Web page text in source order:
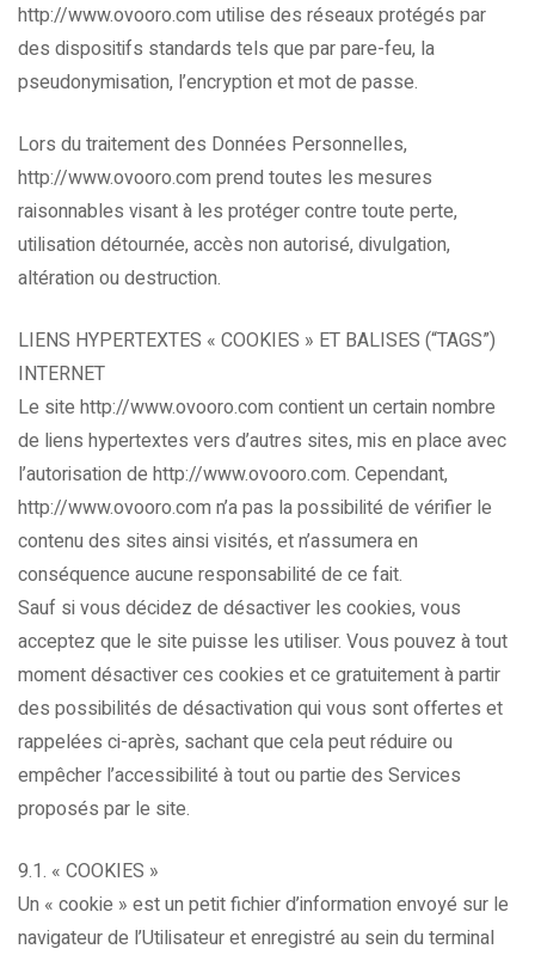
http://www.ovooro.com utilise des réseaux protégés par
des dispositifs standards tels que par pare-feu, la
pseudonymisation, l’encryption et mot de passe.
Lors du traitement des Données Personnelles,
http://www.ovooro.com prend toutes les mesures
raisonnables visant à les protéger contre toute perte,
utilisation détournée, accès non autorisé, divulgation,
altération ou destruction.
LIENS HYPERTEXTES « COOKIES » ET BALISES (“TAGS”)
INTERNET
Le site http://www.ovooro.com contient un certain nombre
de liens hypertextes vers d’autres sites, mis en place avec
l’autorisation de http://www.ovooro.com. Cependant,
http://www.ovooro.com n’a pas la possibilité de vérifier le
contenu des sites ainsi visités, et n’assumera en
conséquence aucune responsabilité de ce fait.
Sauf si vous décidez de désactiver les cookies, vous
acceptez que le site puisse les utiliser. Vous pouvez à tout
moment désactiver ces cookies et ce gratuitement à partir
des possibilités de désactivation qui vous sont offertes et
rappelées ci-après, sachant que cela peut réduire ou
empêcher l’accessibilité à tout ou partie des Services
proposés par le site.
9.1. « COOKIES »
Un « cookie » est un petit fichier d’information envoyé sur le
navigateur de l’Utilisateur et enregistré au sein du terminal